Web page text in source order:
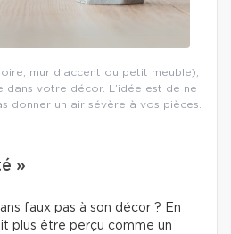
mur d’accent ou petit meuble),
dans votre décor. L’idée est de ne
donner un air sévère à vos pièces.
»
faux pas à son décor ? En
plus être perçu comme un